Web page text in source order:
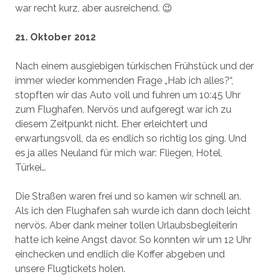
war recht kurz, aber ausreichend. 😉
21. Oktober 2012
Nach einem ausgiebigen türkischen Frühstück und der
immer wieder kommenden Frage „Hab ich alles?“,
stopften wir das Auto voll und fuhren um 10:45 Uhr
zum Flughafen. Nervös und aufgeregt war ich zu
diesem Zeitpunkt nicht. Eher erleichtert und
erwartungsvoll, da es endlich so richtig los ging. Und
es ja alles Neuland für mich war: Fliegen, Hotel,
Türkei…
Die Straßen waren frei und so kamen wir schnell an.
Als ich den Flughafen sah wurde ich dann doch leicht
nervös. Aber dank meiner tollen Urlaubsbegleiterin
hatte ich keine Angst davor. So konnten wir um 12 Uhr
einchecken und endlich die Koffer abgeben und
unsere Flugtickets holen.